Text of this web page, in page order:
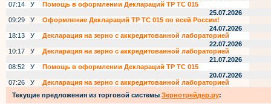
07:14
У
Помощь в оформлении Деклараций ТР ТС 015
25.07.2026
09:29
У
Оформление Деклараций ТР ТС 015 по всей России!
24.07.2026
18:13
У
Декларация на зерно с аккредитованной лабораторией
22.07.2026
10:17
У
Декларация на зерно с аккредитованной лабораторией
21.07.2026
08:52
У
Помощь в оформлении Деклараций ТР ТС 015
20.07.2026
07:26
У
Декларация на зерно с аккредитованной лабораторией
Текущие предложения из торговой системы Зернотрейдер.ру: